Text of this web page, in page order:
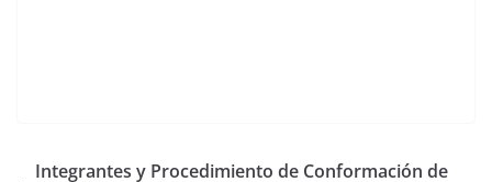
Integrantes y Procedimiento de Conformación de